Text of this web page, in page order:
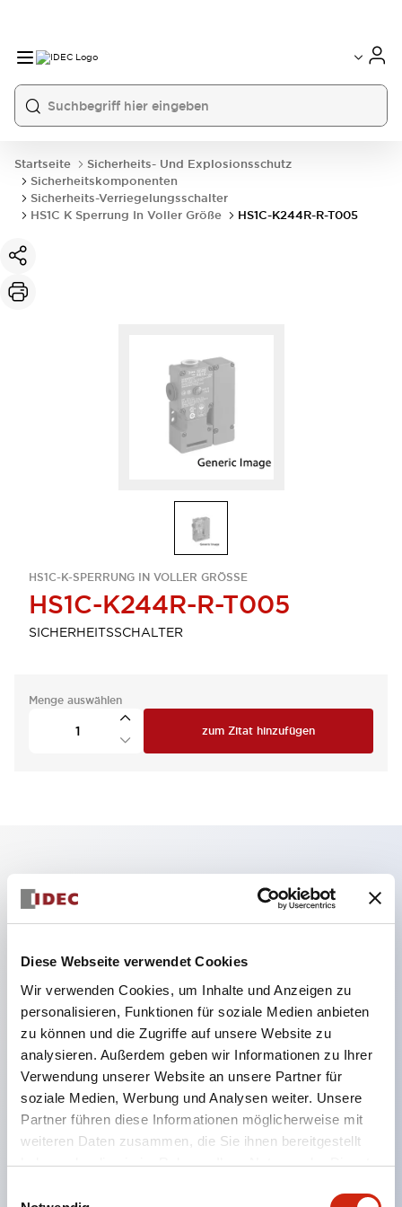
Diese Webseite verwendet Cookies
Wir verwenden Cookies, um Inhalte und Anzeigen zu
personalisieren, Funktionen für soziale Medien anbieten
zu können und die Zugriffe auf unsere Website zu
analysieren. Außerdem geben wir Informationen zu Ihrer
Verwendung unserer Website an unsere Partner für
soziale Medien, Werbung und Analysen weiter. Unsere
Partner führen diese Informationen möglicherweise mit
weiteren Daten zusammen, die Sie ihnen bereitgestellt
haben oder die sie im Rahmen Ihrer Nutzung der Dienste
Startseite
Sicherheits- Und Explosionsschutz
Sicherheitskomponenten
Sicherheits-Verriegelungsschalter
HS1C K Sperrung In Voller Größe
HS1C-K244R-R-T005
HS1C-K-SPERRUNG IN VOLLER GRÖSSE
HS1C-K244R-R-T005
SICHERHEITSSCHALTER
Menge auswählen
zum Zitat hinzufügen
Hauptmerkmale
sicher verriegeln.
Durch Entfernen des Schlüssels wird die Tür
entriegelt, wobei der unterbrochene Zustand des
Last- und Steuerkreises beibehalten wird.
Ideal als tragbarer Schlüssel, z. B. für den Einsatz
an Gefahrenstellen.
Wahlmöglichkeit der Schlüsselnummer (10 Typen),
um die Kompatibilität zwischen benachbarten